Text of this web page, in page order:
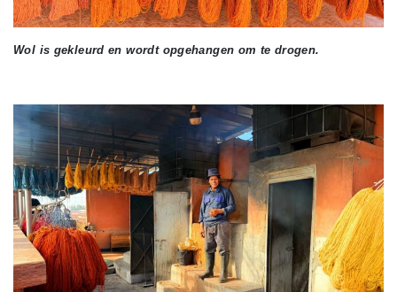
Wol is gekleurd en wordt opgehangen om te drogen.